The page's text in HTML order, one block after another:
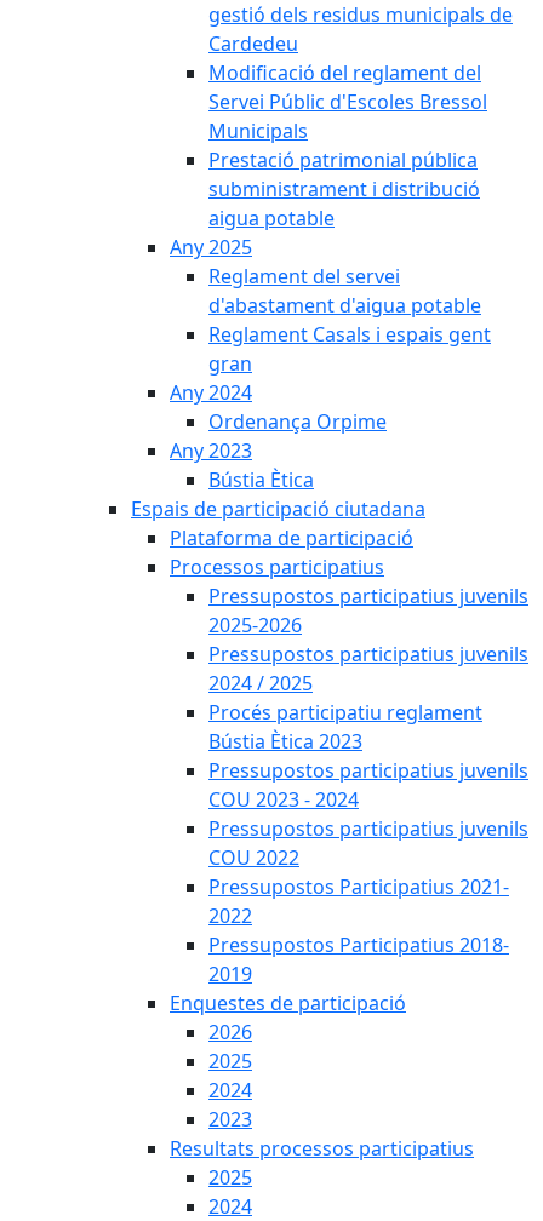
gestió dels residus municipals de
Cardedeu
Modificació del reglament del
Servei Públic d'Escoles Bressol
Municipals
Prestació patrimonial pública
subministrament i distribució
aigua potable
Any 2025
Reglament del servei
d'abastament d'aigua potable
Reglament Casals i espais gent
gran
Any 2024
Ordenança Orpime
Any 2023
Bústia Ètica
Espais de participació ciutadana
Plataforma de participació
Processos participatius
Pressupostos participatius juvenils
2025-2026
Pressupostos participatius juvenils
2024 / 2025
Procés participatiu reglament
Bústia Ètica 2023
Pressupostos participatius juvenils
COU 2023 - 2024
Pressupostos participatius juvenils
COU 2022
Pressupostos Participatius 2021-
2022
Pressupostos Participatius 2018-
2019
Enquestes de participació
2026
2025
2024
2023
Resultats processos participatius
2025
2024